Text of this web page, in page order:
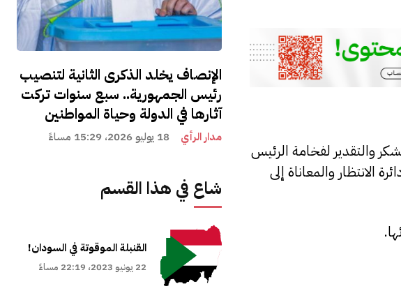
الإنصاف يخلد الذكرى الثانية لتنصيب
رئيس الجمهورية.. سبع سنوات تركت
آثارها في الدولة وحياة المواطنين
مدار الرأي 18 يوليو 2026، 15:29 مساءً
شاع في هذا القسم
القنبلة الموقوتة في السودان!
22 يونيو 2023، 22:19 مساءً
والتقدير لفخامة الرئيس
والمعاناة إلى